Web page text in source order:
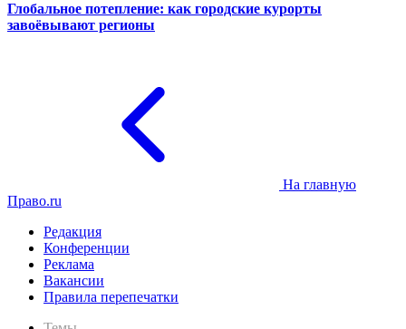
Глобальное потепление: как городские курорты
завоёвывают регионы
На главную
Право.ru
Редакция
Конференции
Реклама
Вакансии
Правила перепечатки